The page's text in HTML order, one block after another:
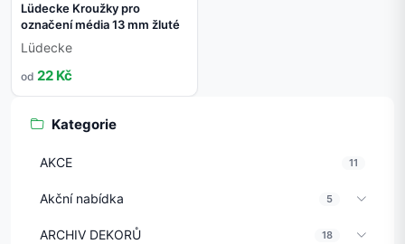
Lüdecke Kroužky pro
označení média 13 mm žluté
Lüdecke
od 22 Kč
Kategorie
AKCE 11
Akční nabídka 5
ARCHIV DEKORŮ 18